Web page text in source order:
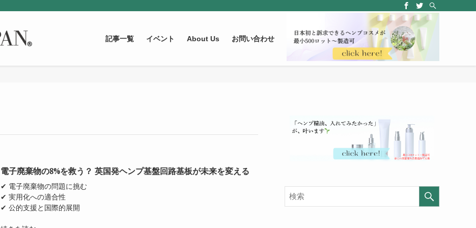
記事一覧 イベント About Us お問い合わせ
電子廃棄物の8%を救う？ 英国発ヘンプ基盤回路基板が未来を変える
✔ 電子廃棄物の問題に挑む
✔ 実用化への適合性
✔ 公的支援と国際的展開